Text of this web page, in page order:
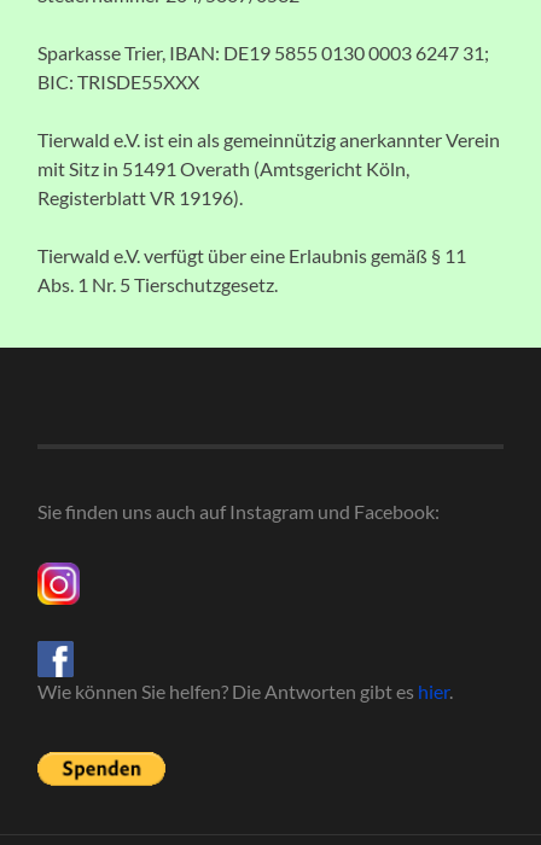
Sparkasse Trier, IBAN: DE19 5855 0130 0003 6247 31;
BIC: TRISDE55XXX
Tierwald e.V. ist ein als gemeinnützig anerkannter Verein
mit Sitz in 51491 Overath (Amtsgericht Köln,
Registerblatt VR 19196).
Tierwald e.V. verfügt über eine Erlaubnis gemäß § 11
Abs. 1 Nr. 5 Tierschutzgesetz.
Sie finden uns auch auf Instagram und Facebook:
Wie können Sie helfen? Die Antworten gibt es hier.